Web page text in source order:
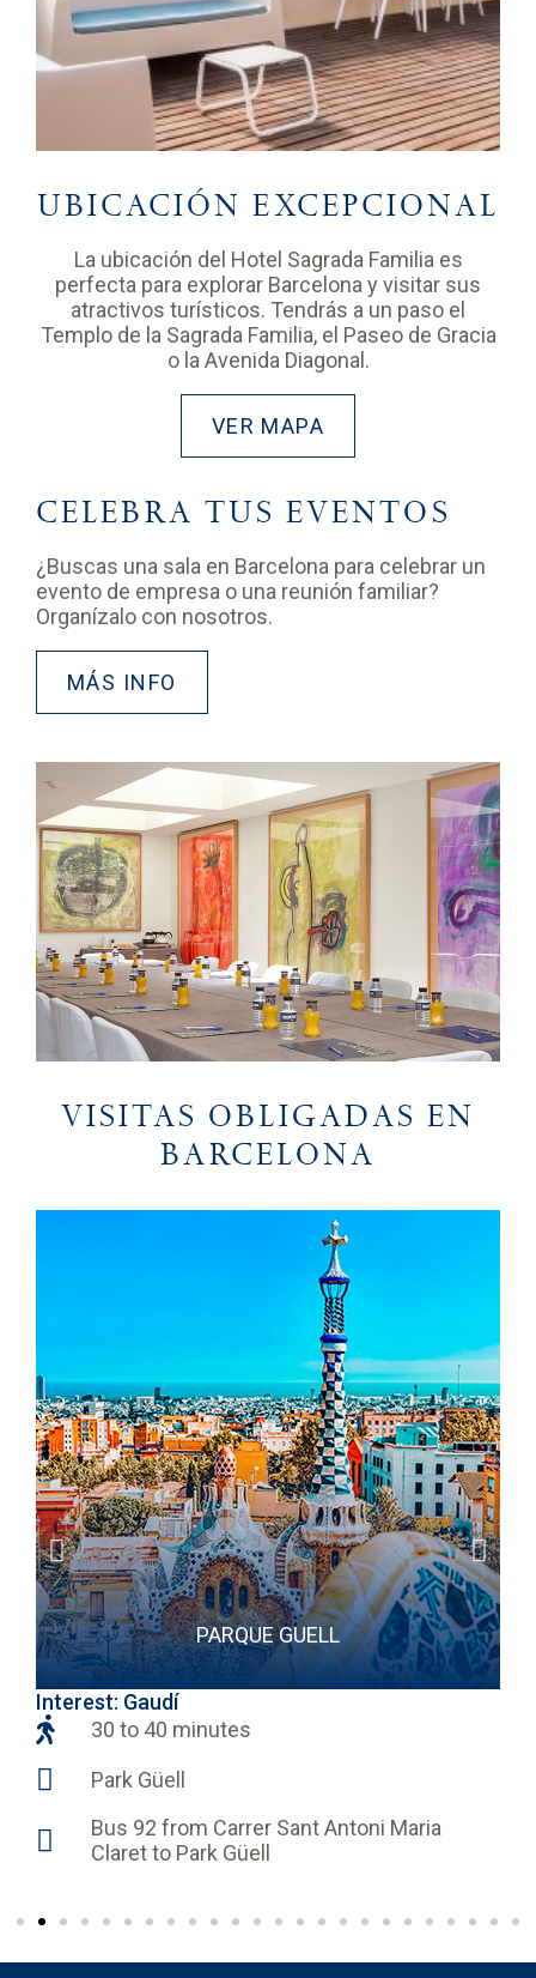
UBICACIÓN EXCEPCIONAL
La ubicación del Hotel Sagrada Familia es
perfecta para explorar Barcelona y visitar sus
atractivos turísticos. Tendrás a un paso el
Templo de la Sagrada Familia, el Paseo de Gracia
o la Avenida Diagonal.
VER MAPA
CELEBRA TUS EVENTOS
¿Buscas una sala en Barcelona para celebrar un
evento de empresa o una reunión familiar?
Organízalo con nosotros.
MÁS INFO
VISITAS OBLIGADAS EN
BARCELONA
PARQUE GUELL
Interest: Gaudí
30 to 40 minutes
Park Güell
Bus 92 from Carrer Sant Antoni Maria
Claret to Park Güell